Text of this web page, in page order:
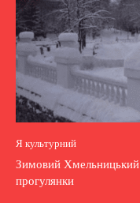
Я культурний
Зимовий
прогулянки